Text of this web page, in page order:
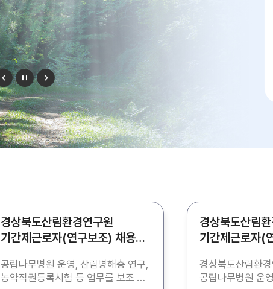
경상북도산림환경연구원
기간제근로자(연구보조) 채용
공립나무병원 운영, 산림병해충 연구,
농약직권등록시험 등 업무를 보조 할
경상북도산림
기간제근로자(
경상북도산림환
공립나무병원 운